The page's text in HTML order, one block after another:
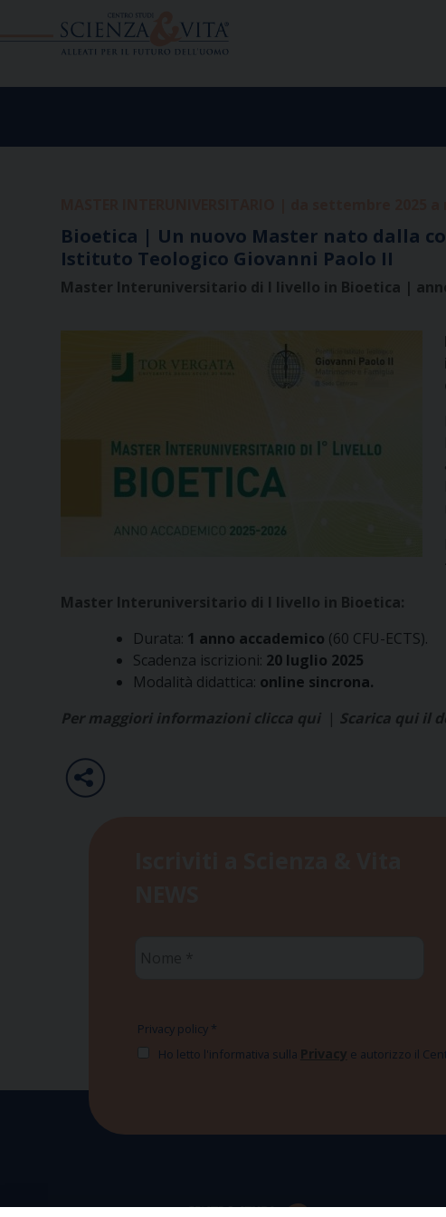
Bioetica | Un nuovo Master nato dalla
Istituto Teologico Giovanni Paolo II
Master Interuniversitario di I livello in Bioetica |
Master Interuniversitario di I livello in Bioetica:
Durata: 1 anno accademico (60 CFU-ECTS).
Scadenza iscrizioni: 20 luglio 2025
Modalità didattica: online sincrona.
Per maggiori informazioni clicca qui| Scarica qui il
Privacy policy *
Ho letto l'informativa sulla Privacy e autorizzo il